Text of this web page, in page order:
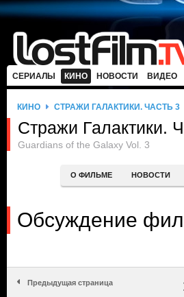
СЕРИАЛЫ КИНО НОВОСТИ ВИДЕО
КИНО СТРАЖИ ГАЛАКТИКИ. ЧАСТЬ 3
Стражи Галактики.
Guardians of the Galaxy Vol. 3
О ФИЛЬМЕ НОВОСТИ
Обсуждение
Предыдущая страница